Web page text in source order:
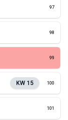
97
98
99
KW 15 100
101